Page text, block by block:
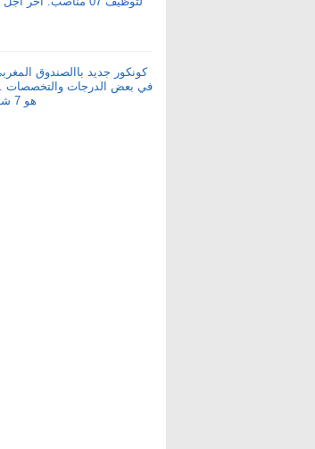
كونكور جديد باالصندوق
في بعض الدرجات والتخصصات
هو 7 شتنبر 2026